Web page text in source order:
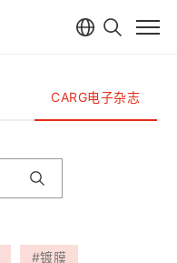
CARG电子杂志
#镀膜